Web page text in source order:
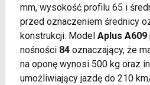
mm, wysokość profilu 65 i
przed oznaczeniem średnicy
konstrukcji. Model Aplus A609
nośności 84oznaczający, że
na oponę wynosi 500 kg oraz
umożliwiający jazdę do 210